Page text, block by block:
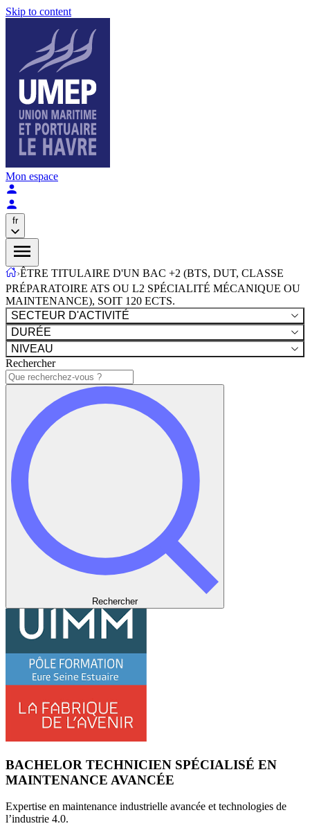
Skip to content
Mon espace
fr
›ÊTRE TITULAIRE D'UN BAC +2 (BTS, DUT, CLASSE
PRÉPARATOIRE ATS OU L2 SPÉCIALITÉ MÉCANIQUE OU
MAINTENANCE), SOIT 120 ECTS.
SECTEUR D'ACTIVITÉ
DURÉE
NIVEAU
Rechercher
Rechercher
BACHELOR TECHNICIEN SPÉCIALISÉ EN
MAINTENANCE AVANCÉE
Expertise en maintenance industrielle avancée et technologies de
l’industrie 4.0.